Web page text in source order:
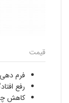
قیمت
فرم
رفع
کاهش